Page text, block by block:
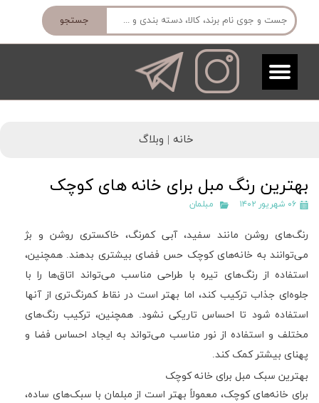
جستجو
خانه | وبلاگ
بهترین رنگ مبل برای خانه های کوچک
۰۶ شهریور ۱۴۰۲ مبلمان
رنگ‌های روشن مانند سفید، آبی کمرنگ، خاکستری روشن و بژ
می‌توانند به خانه‌های کوچک حس فضای بیشتری بدهند. همچنین،
استفاده از رنگ‌های تیره با طراحی مناسب می‌تواند اتاق‌ها را با
جلوه‌ای جذاب ترکیب کند، اما بهتر است در نقاط کمرنگ‌تری از آنها
استفاده شود تا احساس تاریکی نشود. همچنین، ترکیب رنگ‌های
مختلف و استفاده از نور مناسب می‌تواند به ایجاد احساس فضا و
پهنای بیشتر کمک کند.
بهترین سبک مبل برای خانه کوچک
برای خانه‌های کوچک، معمولاً بهتر است از مبلمان با سبک‌های ساده،